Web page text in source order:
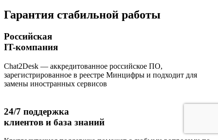
Гарантия стабильной работы
Российская
IT-компания
Chat2Desk — аккредитованное российское ПО,
зарегистрированное в реестре Минцифры и подходит для
замены иностранных сервисов
24/7 поддержка
клиентов и база знаний